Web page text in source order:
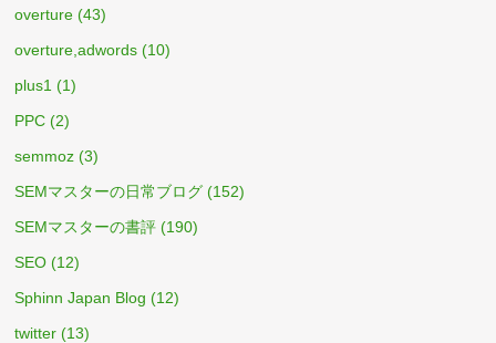
overture (43)
overture,adwords (10)
plus1 (1)
PPC (2)
semmoz (3)
SEMマスターの日常ブログ (152)
SEMマスターの書評 (190)
SEO (12)
Sphinn Japan Blog (12)
twitter (13)